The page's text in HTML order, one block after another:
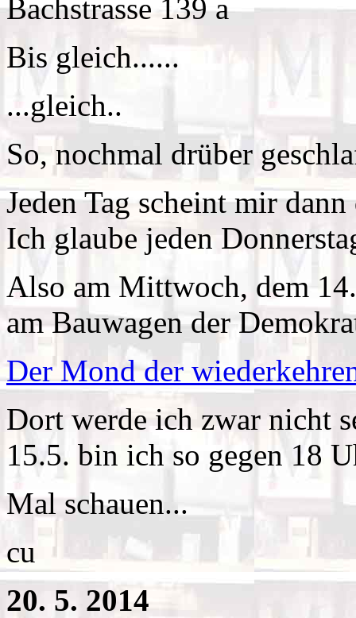
Bachstrasse 139 a
Bis gleich......
...gleich..
So, nochmal drüber
Jeden Tag scheint mir
Ich glaube jeden
Also am Mittwoch, dem
am Bauwagen der
Der Mond der
Dort werde ich zwar nicht
15.5. bin ich so gegen 18
Mal schauen...
cu
20. 5. 2014